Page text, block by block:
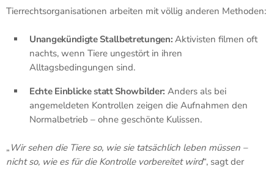
Tierrechtsorganisationen arbeiten mit völlig anderen Methoden:
Unangekündigte Stallbetretungen: Aktivisten filmen oft
nachts, wenn Tiere ungestört in ihren
Alltagsbedingungen sind.
Echte Einblicke statt Showbilder: Anders als bei
angemeldeten Kontrollen zeigen die Aufnahmen den
Normalbetrieb – ohne geschönte Kulissen.
„ Wir sehen die Tiere so, wie sie tatsächlich leben müssen –
nicht so, wie es für die Kontrolle vorbereitet wird“, sagt der